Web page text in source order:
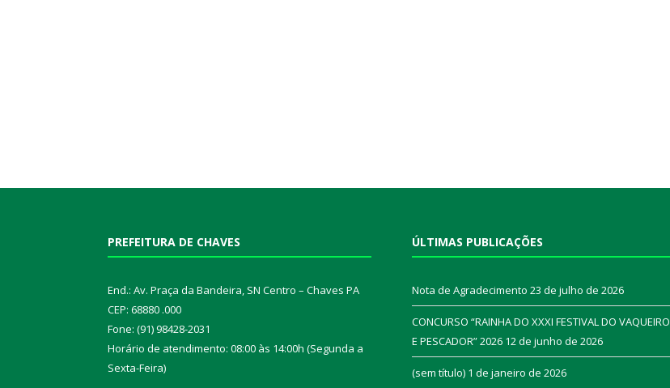
PREFEITURA DE CHAVES
End.: Av. Praça da Bandeira, SN Centro – Chaves PA
CEP: 68880 .000
Fone: (91) 98428-2031
Horário de atendimento: 08:00 às 14:00h (Segunda a
Sexta-Feira)
ÚLTIMAS PUBLICAÇÕES
Nota de Agradecimento 23 de julho de 2026
CONCURSO “RAINHA DO XXXI FESTIVAL DO VAQUEIRO
E PESCADOR” 2026 12 de junho de 2026
(sem título) 1 de janeiro de 2026